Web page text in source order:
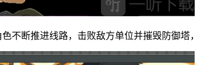
不断推进线路，击败敌方单位并摧毁防御塔